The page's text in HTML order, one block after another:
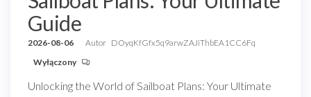
Guide
2026-08-06 Autor DOyqKfGfx5q9arwZAJiThbEA1CC6Fq
Wyłączony
Unlocking the World of Sailboat Plans: Your Ultimate